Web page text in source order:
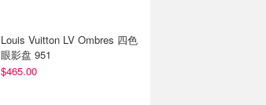
Louis Vuitton LV Ombres 四色
眼影盘 951
$465.00